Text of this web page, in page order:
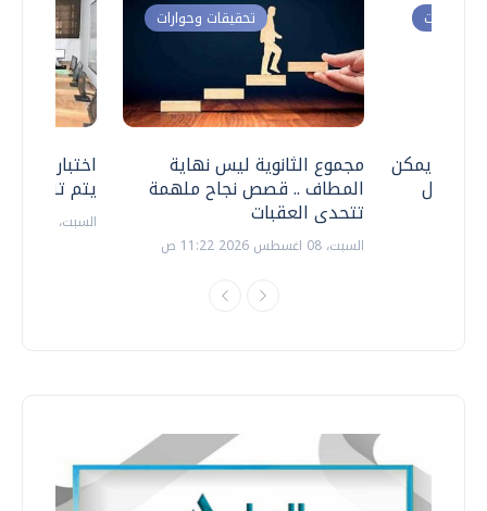
اختبارات
يتم
السبت، 18 يوليو 2026 09:22 ص
تحقيقات وحوارات
مجموع الثانوية ليس نهاية
المطاف .. قصص نجاح ملهمة
تتحدى العقبات
السبت، 08 اغسطس 2026 11:22 ص
وحوارات
.. هل يمكن
نتعامل